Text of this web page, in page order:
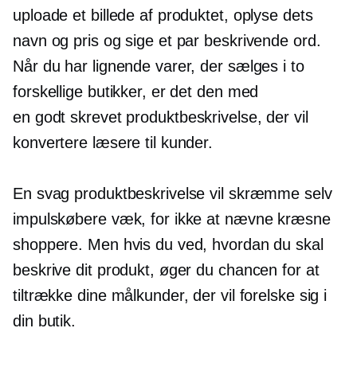
uploade et billede af produktet, oplyse dets
navn og pris og sige et par beskrivende ord.
Når du har lignende varer, der sælges i to
forskellige butikker, er det den med
en godt skrevetproduktbeskrivelse, der vil
konvertere læsere til kunder.
En svag produktbeskrivelse vil skræmme selv
impulskøbere væk, for ikke at nævne kræsne
shoppere. Men hvis du ved, hvordan du skal
beskrive dit produkt, øger du chancen for at
tiltrække dine målkunder, der vil forelske sig i
din butik.